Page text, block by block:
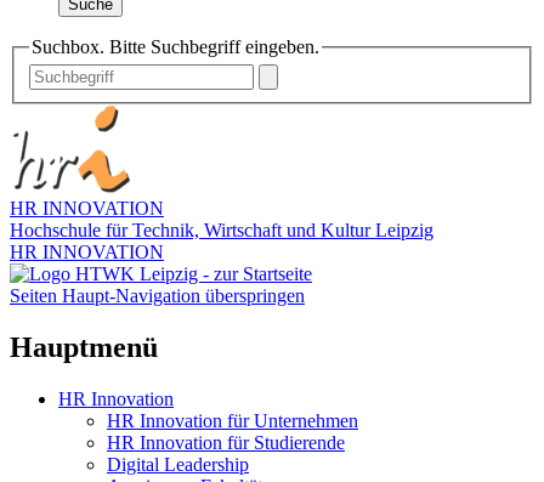
Suche
Suchbox. Bitte Suchbegriff eingeben.
HR INNOVATION
Hochschule für Technik, Wirtschaft und Kultur Leipzig
HR INNOVATION
Seiten Haupt-Navigation überspringen
Hauptmenü
HR Innovation
HR Innovation für Unternehmen
HR Innovation für Studierende
Digital Leadership